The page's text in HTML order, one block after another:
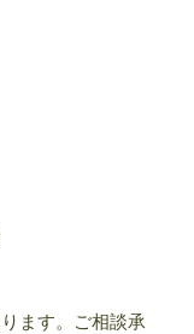
ます。ご相談承